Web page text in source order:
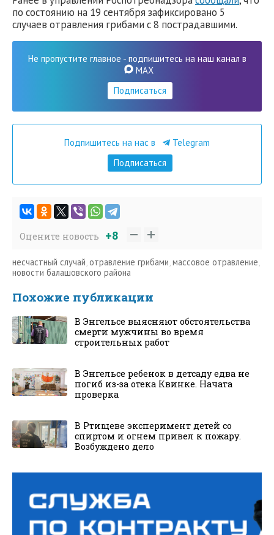
по состоянию на 19 сентября зафиксировано 5
случаев отравления грибами с 8 пострадавшими.
Не пропустите главное - подпишитесь на наш канал в
MAX
Подписаться
Подпишитесь на нас в
Telegram
Подписаться
Оцените новость +8
несчастный случай, отравление грибами,массовое отравление,
новости балашовского района
Похожие публикации
В Энгельсе выясняют обстоятельства
смерти мужчины во время
строительных работ
В Энгельсе ребенок в детсаду едва не
погиб из-за отека Квинке. Начата
проверка
В Ртищеве эксперимент детей со
спиртом и огнем привел к пожару.
Возбуждено дело